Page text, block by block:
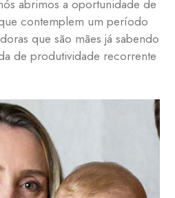
abrimos a oportunidade de
contemplem um período
que são mães já sabendo
de produtividade recorrente